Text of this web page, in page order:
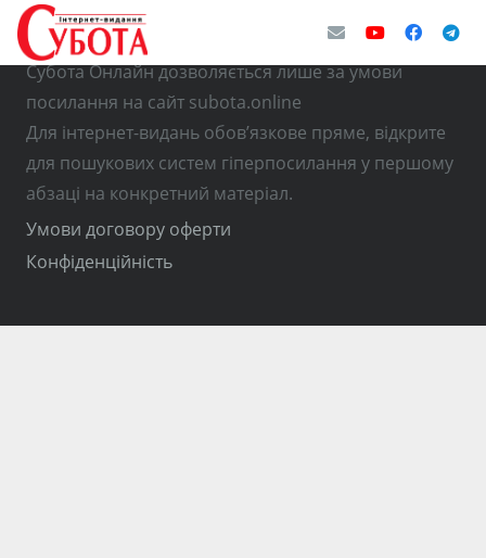
© Використання матеріалів з інтернет-видання
Субота Онлайн дозволяється лише за умови
посилання на сайт subota.online
Для інтернет-видань обов’язкове пряме, відкрите
для пошукових систем гіперпосилання у першому
абзаці на конкретний матеріал.
Умови договору оферти
Конфіденційність